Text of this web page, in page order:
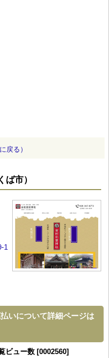
戻る）
市）
1
いについて詳細ページは
ビュー数 [0002560]